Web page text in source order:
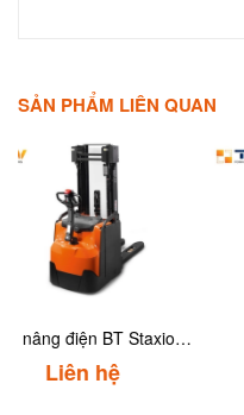
SẢN PHẨM LIÊN QUAN
Xe nâng điện 3 chiều 1.5
tấn Toyota 8RFBA15
Liên hệ